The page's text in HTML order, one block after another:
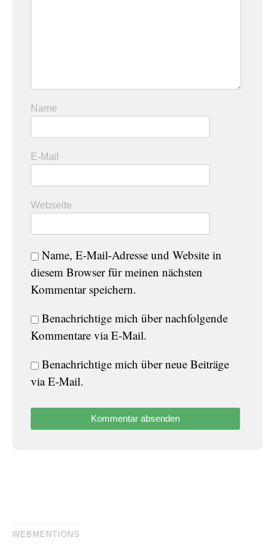
Name
E-Mail
Webseite
Name, E-Mail-Adresse und Website in
diesem Browser für meinen nächsten
Kommentar speichern.
Benachrichtige mich über nachfolgende
Kommentare via E-Mail.
Benachrichtige mich über neue Beiträge
via E-Mail.
WEBMENTIONS